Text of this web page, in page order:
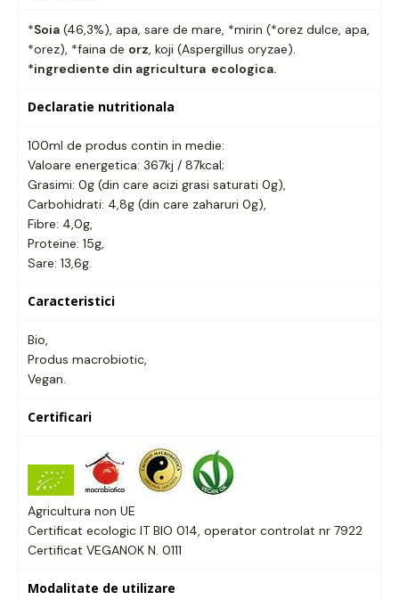
*Soia (46,3%), apa, sare de mare, *mirin (*orez dulce, apa,
*orez), *faina de orz, koji (Aspergillus oryzae).
*ingrediente din agricultura ecologica.
Declaratie nutritionala
100ml de produs contin in medie:
Valoare energetica: 367kj / 87kcal;
Grasimi: 0g (din care acizi grasi saturati 0g),
Carbohidrati: 4,8g (din care zaharuri 0g),
Fibre: 4,0g,
Proteine: 15g,
Sare: 13,6g.
Caracteristici
Bio,
Produs macrobiotic,
Vegan.
Certificari
Agricultura non UE
Certificat ecologic IT BIO 014, operator controlat nr 7922
Certificat VEGANOK N. 0111
Modalitate de utilizare